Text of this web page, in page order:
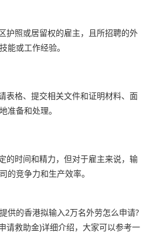
护照或居留权的雇主，且所招聘的外
能或工作经验。
表格、提交相关文件和证明材料、面
准备和处理。
的时间和精力，但对于雇主来说，输
的竞争力和生产效率。
供的香港拟输入2万名外劳怎么申请?
请救助金)详细介绍，大家可以参考一